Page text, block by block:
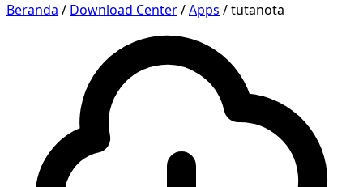
Beranda / Download Center/Apps /tutanota